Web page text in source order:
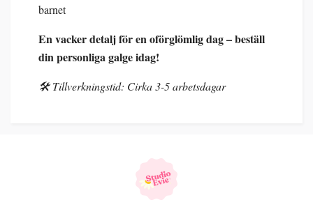
barnet
En vacker detalj för en oförglömlig dag – beställ
din personliga galge idag!
🛠️ Tillverkningstid: Cirka 3-5 arbetsdagar